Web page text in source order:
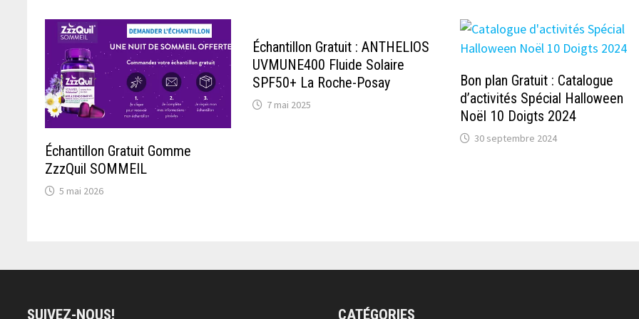
Échantillon Gratuit Gomme
ZzzQuil SOMMEIL
5 mai 2026
Échantillon Gratuit : ANTHELIOS
UVMUNE400 Fluide Solaire
SPF50+ La Roche-Posay
7 mai 2025
Bon plan Gratuit : Catalogue
d’activités Spécial Halloween
Noël 10 Doigts 2024
30 septembre 2024
SUIVEZ-NOUS! CATÉGORIES